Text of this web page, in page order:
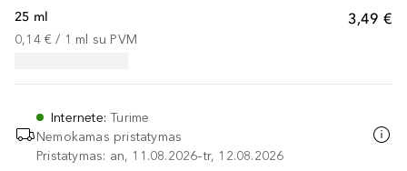
3,49 €
25 ml
0,14 € / 1 ml su PVM
Internete:Turime
Nemokamas pristatymas
Pristatymas: an, 11.08.2026–tr, 12.08.2026